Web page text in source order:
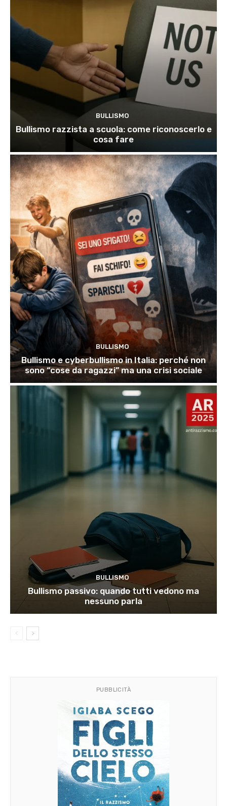
BULLISMO
Bullismo razzista a scuola: come riconoscerlo e
cosa fare
BULLISMO
Bullismo e cyberbullismo in Italia: perché non
sono “cose da ragazzi” ma una crisi sociale
BULLISMO
Bullismo passivo: quando tutti vedono ma
nessuno parla
PUBBLICITÀ